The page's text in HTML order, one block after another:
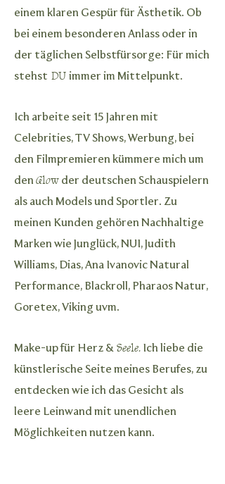
einem klaren Gespür für Ästhetik. Ob
bei einem besonderen Anlass oder in
der täglichen Selbstfürsorge: Für mich
stehst DU immer im Mittelpunkt.
Ich arbeite seit 15 Jahren mit
Celebrities, TV Shows, Werbung, bei
den Filmpremieren kümmere mich um
den Glow der deutschen Schauspielern
als auch Models und Sportler. Zu
meinen Kunden gehören Nachhaltige
Marken wie Junglück, NUI, Judith
Williams, Dias, Ana Ivanovic Natural
Performance, Blackroll, Pharaos Natur,
Goretex, Viking uvm.
Make-up für Herz & Seele. Ich liebe die
künstlerische Seite meines Berufes, zu
entdecken wie ich das Gesicht als
leere Leinwand mit unendlichen
Möglichkeiten nutzen kann.